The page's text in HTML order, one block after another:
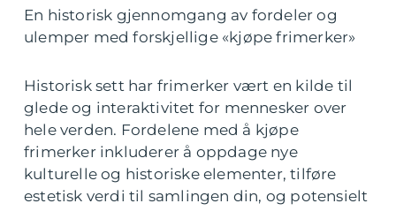
En historisk gjennomgang av fordeler og
ulemper med forskjellige «kjøpe frimerker»
Historisk sett har frimerker vært en kilde til
glede og interaktivitet for mennesker over
hele verden. Fordelene med å kjøpe
frimerker inkluderer å oppdage nye
kulturelle og historiske elementer, tilføre
estetisk verdi til samlingen din, og potensielt